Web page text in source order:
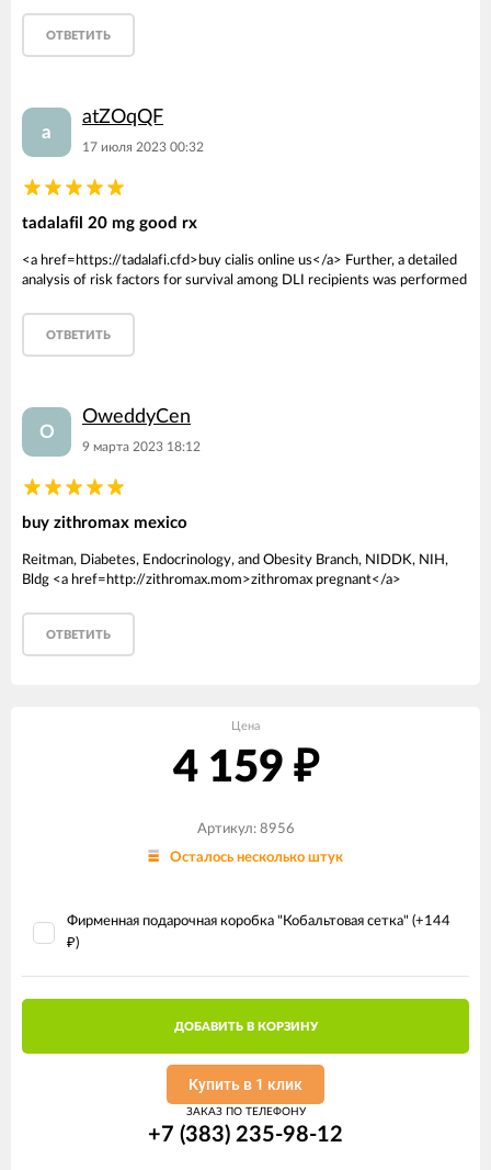
ОТВЕТИТЬ
a
atZOqQF
17 июля 2023 00:32
tadalafil 20 mg good rx
<a href=https://tadalafi.cfd>buy cialis online us</a> Further, a detailed
analysis of risk factors for survival among DLI recipients was performed
ОТВЕТИТЬ
O
OweddyCen
9 марта 2023 18:12
buy zithromax mexico
Reitman, Diabetes, Endocrinology, and Obesity Branch, NIDDK, NIH,
Bldg <a href=http://zithromax.mom>zithromax pregnant</a>
ОТВЕТИТЬ
Цена
4 159 ₽
Артикул: 8956
Осталось несколько штук
Фирменная подарочная коробка "Кобальтовая сетка" (+144
₽)
ДОБАВИТЬ В КОРЗИНУ
Купить в 1 клик
ЗАКАЗ ПО ТЕЛЕФОНУ
+7 (383) 235-98-12